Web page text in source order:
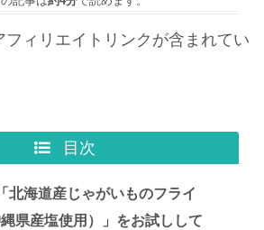
フィリエイトリンクが含まれてい
目次
北海道産じゃがいものフライ
縄県産塩使用）」をお試しして